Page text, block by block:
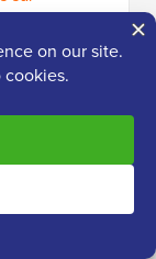
section
copies
de